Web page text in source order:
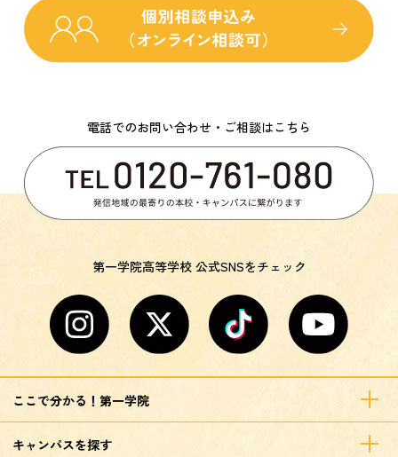
電話でのお問い合わせ・ご相談はこちら
第一学院高等学校 公式SNSをチェック
ここで分かる！第一学院
キャンパスを探す